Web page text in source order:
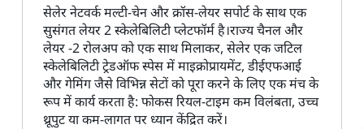
सेलेर नेटवर्क मल्टी-चेन और क्रॉस-लेयर सपोर्ट के साथ एक
सुसंगत लेयर 2 स्केलेबिलिटी प्लेटफॉर्म है।राज्य चैनल और
लेयर -2 रोलअप को एक साथ मिलाकर, सेलेर एक जटिल
स्केलेबिलिटी ट्रेडऑफ स्पेस में माइक्रोप्रायमेंट, डीईएफआई
और गेमिंग जैसे विभिन्न सेटों को पूरा करने के लिए एक मंच के
रूप में कार्य करता है: फोकस रियल-टाइम कम विलंबता, उच्च
थ्रूपुट या कम-लागत पर ध्यान केंद्रित करें।